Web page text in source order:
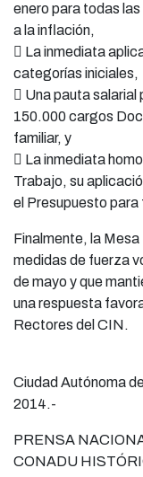
enero para todas
a la inflación,
 La inmediata
categorías iniciales,
 Una pauta salarial
150.000 cargos
familiar, y
 La inmediata
Trabajo, su
el Presupuesto para
Finalmente, la
medidas de fuerza
de mayo y que
una respuesta
Rectores del CIN.
Ciudad Autónoma
2014.-
PRENSA
CONADU